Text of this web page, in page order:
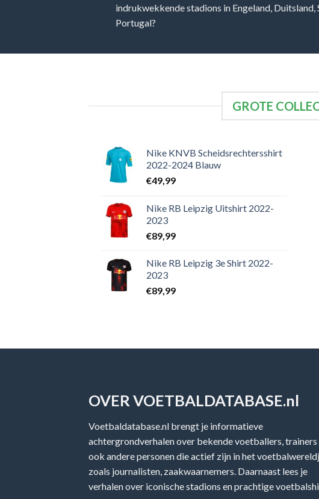
indrukwekkende stadions in Engeland, Duitsland,
Portugal?
GROTE
Nike KNVB Scheidsrechtersshirt
2022-2024 Blauw
€49,99
Nike RB Leipzig Uitshirt 2022-
2023
€89,99
Nike RB Leipzig 3e Shirt 2022-
2023
€89,99
OVER VOETBALDATABASE.nl
Voetbaldatabase.nl brengt je informatieve
achtergrondverhalen over bekende voetballers, trainers
ook andere personen die actief zijn in het
zoals journalisten, zaakwaarnemers. Daarnaast lees je
verhalen over iconische stadions en prachtige